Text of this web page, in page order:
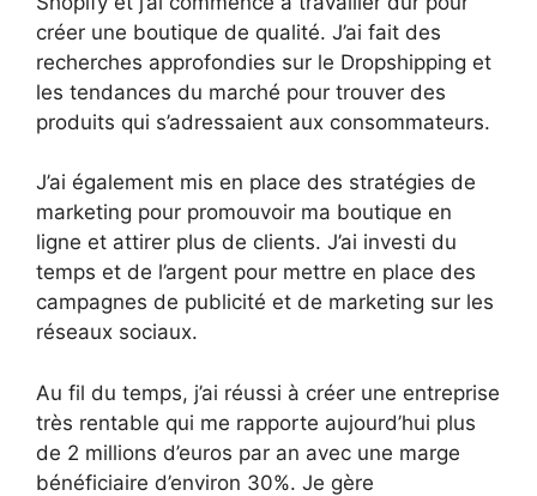
créer une boutique de qualité. J’ai fait des
recherches approfondies sur le Dropshipping et
les tendances du marché pour trouver des
produits qui s’adressaient aux consommateurs.
J’ai également mis en place des stratégies de
marketing pour promouvoir ma boutique en
ligne et attirer plus de clients. J’ai investi du
temps et de l’argent pour mettre en place des
campagnes de publicité et de marketing sur les
réseaux sociaux.
Au fil du temps, j’ai réussi à créer une entreprise
très rentable qui me rapporte aujourd’hui plus
de 2 millions d’euros par an avec une marge
bénéficiaire d’environ 30%. Je gère